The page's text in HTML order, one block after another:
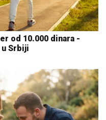
od 10.000 dinara -
Srbiji